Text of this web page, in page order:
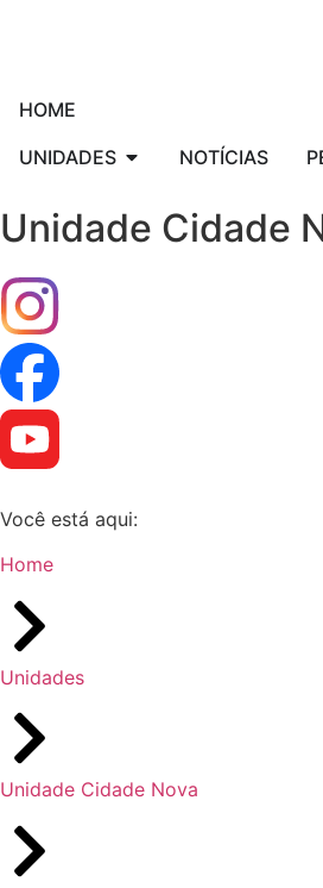
HOME
UNIDADES
NOTÍCIAS
Unidade Cidade
Você está aqui:
Home
Unidades
Unidade Cidade Nova